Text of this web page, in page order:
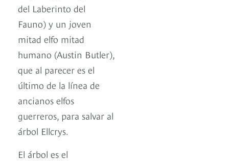
del Laberinto del
Fauno) y un joven
mitad elfo mitad
humano (Austin Butler),
que al parecer es el
último de la línea de
ancianos elfos
guerreros, para salvar al
árbol Ellcrys.
El árbol es el